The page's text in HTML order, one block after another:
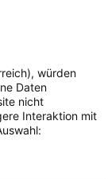
würden
Daten
nicht
Interaktion mit